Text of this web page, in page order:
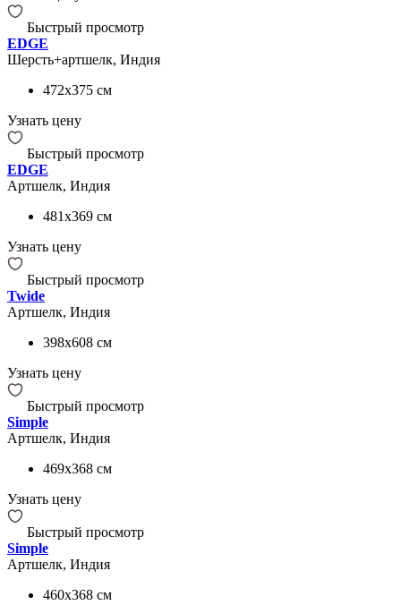
Быстрый просмотр
EDGE
Шерсть+артшелк, Индия
472x375 см
Узнать цену
Быстрый просмотр
EDGE
Артшелк, Индия
481x369 см
Узнать цену
Быстрый просмотр
Twide
Артшелк, Индия
398x608 см
Узнать цену
Быстрый просмотр
Simple
Артшелк, Индия
469x368 см
Узнать цену
Быстрый просмотр
Simple
Артшелк, Индия
460x368 см